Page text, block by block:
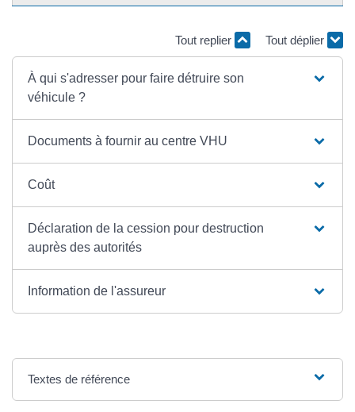
Tout replier Tout déplier
À qui s'adresser pour faire détruire son
véhicule ?
Documents à fournir au centre VHU
Coût
Déclaration de la cession pour destruction
auprès des autorités
Information de l'assureur
Textes de référence